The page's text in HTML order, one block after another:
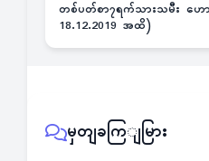
တစ်ပတ်စာ၇ရက်သားသမီး ဟော
18.12.2019 အထိ)
မှတျခကြျမြား